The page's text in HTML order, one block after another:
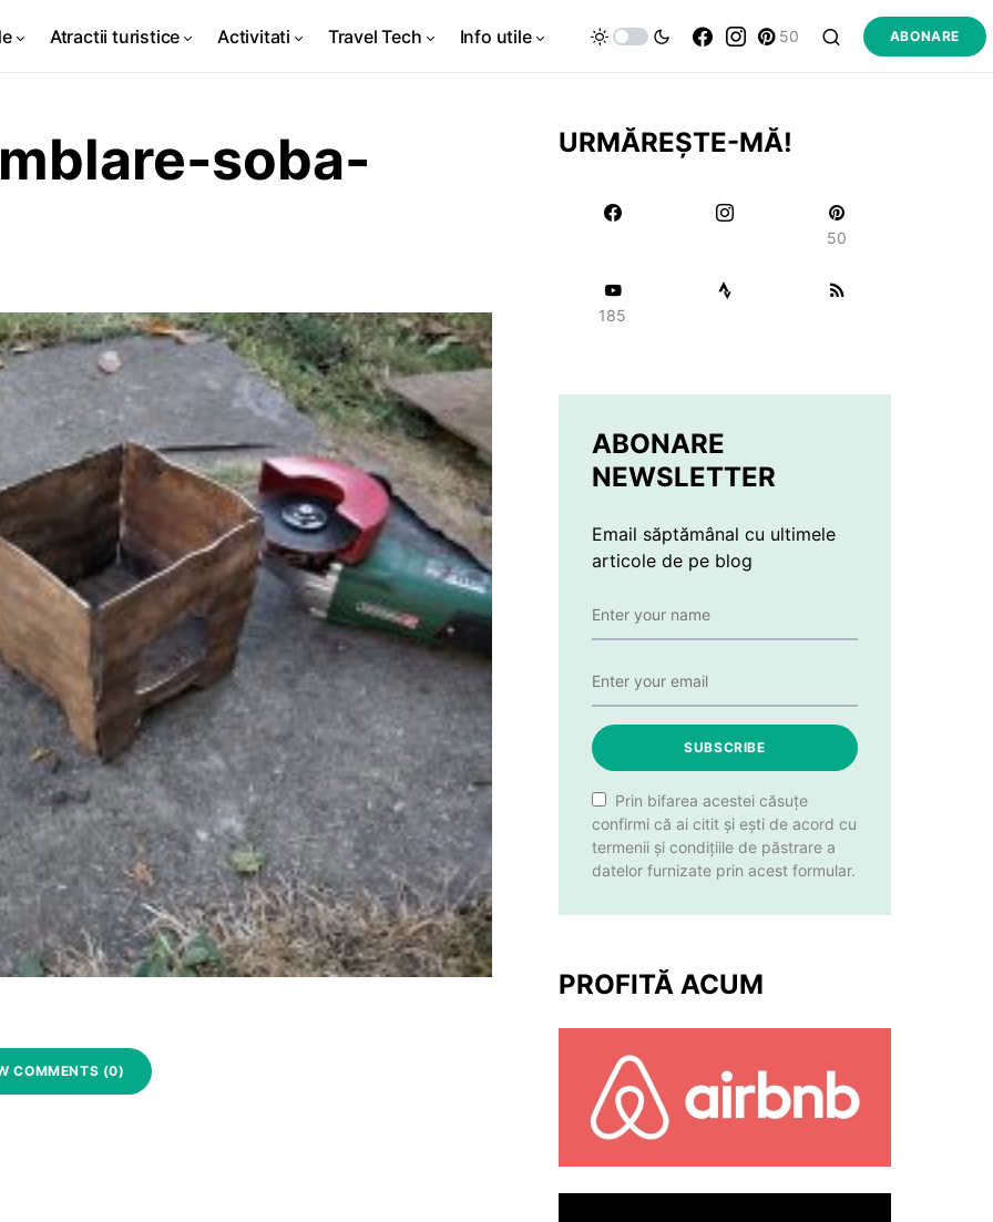
Atractii turistice Activitati Travel Tech Info utile 50 ABONARE
soba-
COMMENTS (0)
URMĂREȘTE-MĂ!
50
185
ABONARE
NEWSLETTER
Email săptămânal cu ultimele
articole de pe blog
SUBSCRIBE
Prin bifarea acestei căsuțe
confirmi că ai citit și ești de acord cu
termenii și condițiile de păstrare a
datelor furnizate prin acest formular.
PROFITĂ ACUM